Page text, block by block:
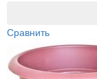
Сравнить